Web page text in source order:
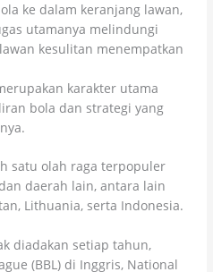
ke dalam keranjang lawan,
utamanya melindungi
kesulitan menempatkan
karakter utama
bola dan strategi yang
satu olah raga terpopuler
daerah lain, antara lain
Lithuania, serta Indonesia.
diadakan setiap tahun,
(BBL) di Inggris, National